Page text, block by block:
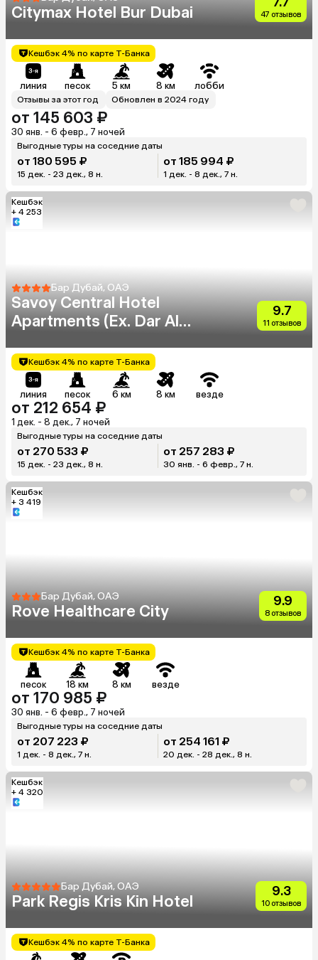
Citymax Hotel Bur Dubai 47 отзывов
Кешбэк 4% по карте Т-Банка
линия песок 5 км 8 км лобби
Отзывы за этот год Обновлен в 2024 году
от 145 603 ₽
30 янв. - 6 февр., 7 ночей
Выгодные туры на соседние даты
от 180 595 ₽
15 дек. - 23 дек., 8 н.
от 185 994 ₽
1 дек. - 8 дек., 7 н.
Кешбэк
+ 4 253
Бар Дубай, ОАЭ
Savoy Central Hotel
Apartments (Ex. Dar Al
9.7
11 отзывов
Кешбэк 4% по карте Т-Банка
линия песок 6 км 8 км везде
от 212 654 ₽
1 дек. - 8 дек., 7 ночей
Выгодные туры на соседние даты
от 270 533 ₽
15 дек. - 23 дек., 8 н.
от 257 283 ₽
30 янв. - 6 февр., 7 н.
Кешбэк
+ 3 419
Бар Дубай, ОАЭ
Rove Healthcare City
9.9
8 отзывов
Кешбэк 4% по карте Т-Банка
песок 18 км 8 км везде
от 170 985 ₽
30 янв. - 6 февр., 7 ночей
Выгодные туры на соседние даты
от 207 223 ₽
1 дек. - 8 дек., 7 н.
от 254 161 ₽
20 дек. - 28 дек., 8 н.
Кешбэк
+ 4 320
Бар Дубай, ОАЭ
Park Regis Kris Kin Hotel
9.3
10 отзывов
Кешбэк 4% по карте Т-Банка